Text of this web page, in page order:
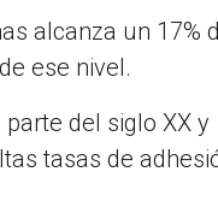
alcanza un 17%
ese nivel.
del siglo XX y
tasas de